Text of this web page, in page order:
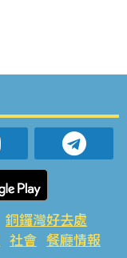
銅鑼灣好去處
社會 餐廳情報